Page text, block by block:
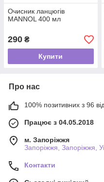
Очисник ланцюгів
MANNOL 400 мл
290 ₴
Купити
Про нас
100% позитивних з 96
Працює з 04.05.2018
м. Запоріжжя
Запоріжжя, Запоріжжя,
Контакти